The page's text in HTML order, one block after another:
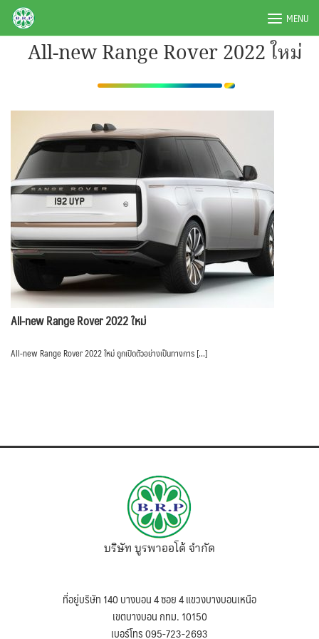
SkipBRPAUTO.COM MENU
All-new Range Rover 2022 ใหม่
All-new Range Rover 2022 ใหม่
All-new Range Rover 2022 ใหม่ ถูกเปิดตัวอย่างเป็นทางการ […]
บริษัท บูรพาออโต้ จำกัด
ที่อยู่บริษัท 140 บางบอน 4 ซอย 4 แขวงบางบอนเหนือ
เขตบางบอน กทม. 10150
เบอร์โทร 095-723-2693